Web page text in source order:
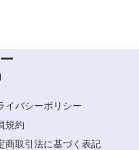
イバシーポリシー
規約
商取引法に基づく表記